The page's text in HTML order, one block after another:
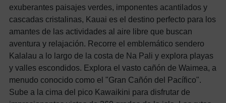
exuberantes paisajes verdes, imponentes acantilados y
cascadas cristalinas, Kauai es el destino perfecto para los
amantes de las actividades al aire libre que buscan
aventura y relajación. Recorre el emblemático sendero
Kalalau a lo largo de la costa de Na Pali y explora playas
y valles escondidos. Explora el vasto cañón de Waimea, a
menudo conocido como el "Gran Cañón del Pacífico".
Sube a la cima del pico Kawaikini para disfrutar de